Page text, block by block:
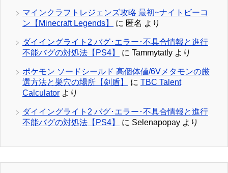
マインクラフトレジェンズ攻略 最初~ナイトビーコ
ン【Minecraft Legends】
に 匿名 より
ダイイングライト2 バグ･エラー･不具合情報と進行
不能バグの対処法【PS4】
に Tammytatly より
ポケモン ソードシールド 高個体値/6Vメタモンの厳
選方法と巣穴の場所【剣盾】
に TBC Talent
Calculator より
ダイイングライト2 バグ･エラー･不具合情報と進行
不能バグの対処法【PS4】
に Selenapopay より